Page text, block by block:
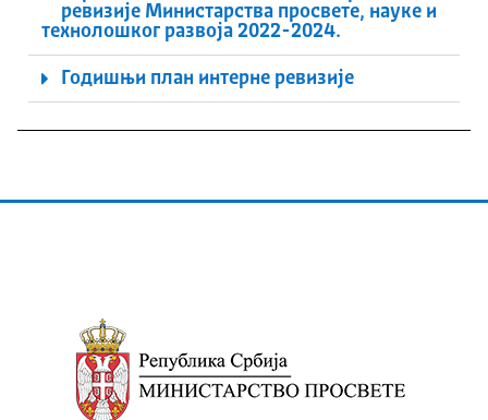
ревизије Министарства просвете, науке и
технолошког развоја 2022-2024.
Годишњи план интерне ревизије